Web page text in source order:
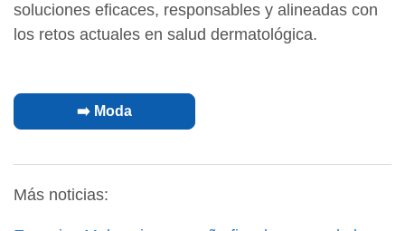
soluciones eficaces, responsables y alineadas con
los retos actuales en salud dermatológica.
➡️ Moda
Más noticias: